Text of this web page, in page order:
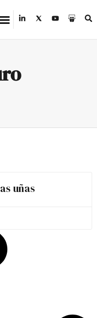
uñas